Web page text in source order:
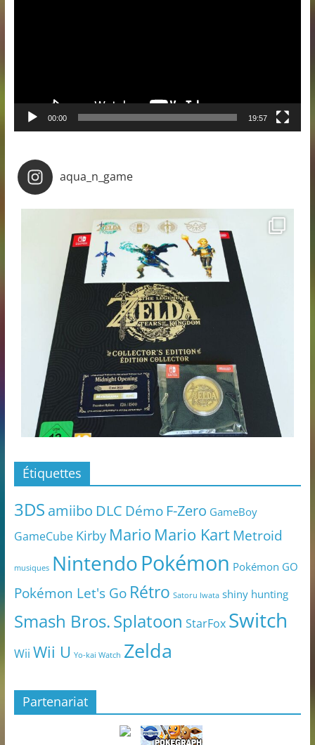
00:00 19:57
aqua_n_game
Étiquettes
3DS amiibo DLC Démo F-Zero GameBoy
GameCube Kirby Mario Mario KartMetroid
musiques NintendoPokémon Pokémon GO
Pokémon Let's Go Rétro Satoru Iwata shiny hunting
Smash Bros.Splatoon StarFox Switch
Wii Wii U Yo-kai Watch Zelda
Partenariat